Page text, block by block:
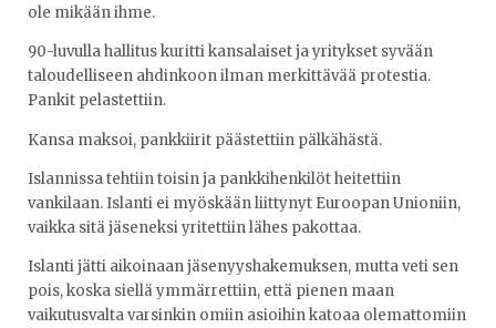
ole mikään ihme.
90-luvulla hallitus kuritti kansalaiset ja yritykset syvään
taloudelliseen ahdinkoon ilman merkittävää protestia.
Pankit pelastettiin.
Kansa maksoi, pankkiirit päästettiin pälkähästä.
Islannissa tehtiin toisin ja pankkihenkilöt heitettiin
vankilaan. Islanti ei myöskään liittynyt Euroopan Unioniin,
vaikka sitä jäseneksi yritettiin lähes pakottaa.
Islanti jätti aikoinaan jäsenyyshakemuksen, mutta veti sen
pois, koska siellä ymmärrettiin, että pienen maan
vaikutusvalta varsinkin omiin asioihin katoaa olemattomiin